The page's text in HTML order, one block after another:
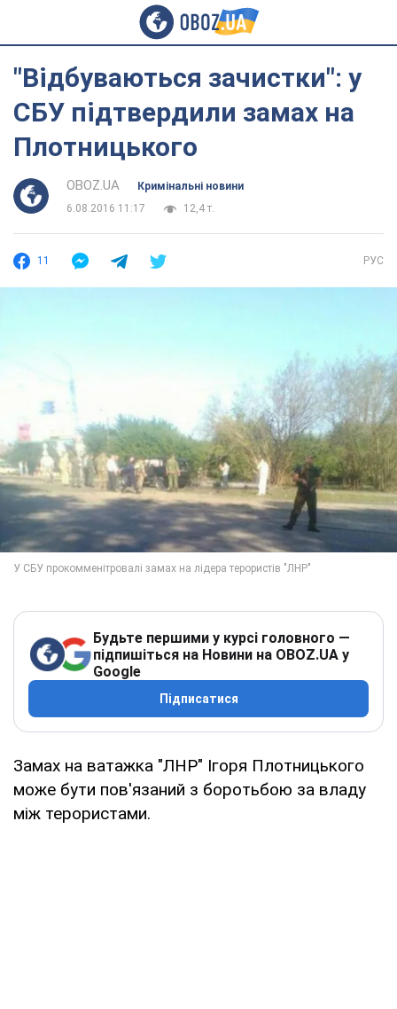
"Відбуваються зачистки": у
СБУ підтвердили замах на
Плотницького
OBOZ.UA
Кримінальні новини
6.08.2016 11:17
12,4 т.
11 РУС
Будьте першими у курсі головного —
підпишіться на Новини на OBOZ.UA у
Google
Підписатися
Замах на ватажка "ЛНР" Ігоря Плотницького
може бути пов'язаний з боротьбою за владу
між терористами.